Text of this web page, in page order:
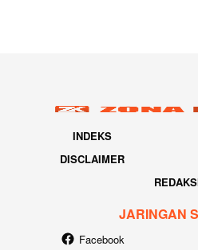
INDEKS
DISCLAIMER
JARINGAN
Facebook